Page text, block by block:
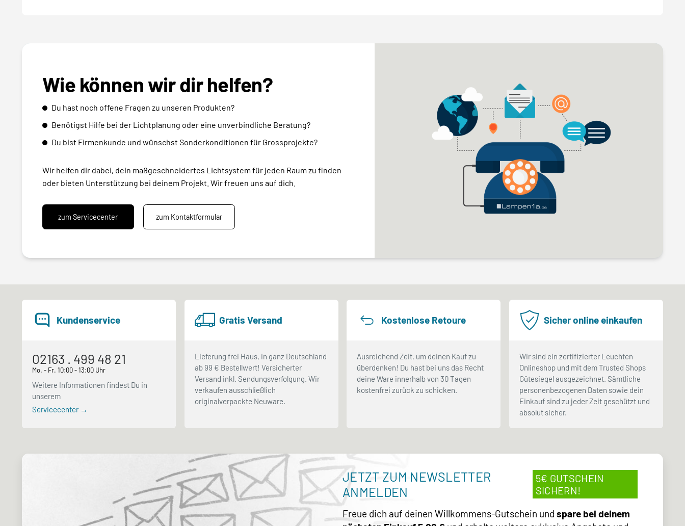
Wie können wir dir helfen?
Du hast noch offene Fragen zu unseren Produkten?
Benötigst Hilfe bei der Lichtplanung oder eine unverbindliche Beratung?
Du bist Firmenkunde und wünschst Sonderkonditionen für Grossprojekte?
Wir helfen dir dabei, dein maßgeschneidertes Lichtsystem für jeden Raum zu finden
oder bieten Unterstützung bei deinem Projekt. Wir freuen uns auf dich.
zum Servicecenter zum Kontaktformular
Kundenservice
02163 . 499 48 21
Mo. - Fr. 10:00 - 13:00 Uhr
Weitere Informationen findest Du in
unserem
Servicecenter →
Gratis Versand
Lieferung frei Haus, in ganz Deutschland
ab 99 € Bestellwert! Versicherter
Versand inkl. Sendungsverfolgung. Wir
verkaufen ausschließlich
originalverpackte Neuware.
Kostenlose Retoure
Ausreichend Zeit, um deinen Kauf zu
überdenken! Du hast bei uns das Recht
deine Ware innerhalb von 30 Tagen
kostenfrei zurück zu schicken.
Sicher online einkaufen
Wir sind ein zertifizierter Leuchten
Onlineshop und mit dem Trusted Shops
Gütesiegel ausgezeichnet. Sämtliche
personenbezogenen Daten sowie dein
Einkauf sind zu jeder Zeit geschützt und
absolut sicher.
JETZT ZUM NEWSLETTER
ANMELDEN
5€ GUTSCHEIN
SICHERN!
Freue dich auf deinen Willkommens-Gutschein und spare bei deinem